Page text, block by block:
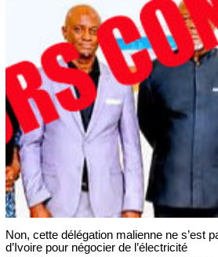
Non, cette délégation malienne ne s’est
d’Ivoire pour négocier de l’électricité